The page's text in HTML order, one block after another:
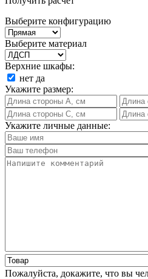
Выберите конфигурацию
Выберите материал
Верхние шкафы:
нет да
Укажите размер:
Укажите личные данные:
Пожалуйста, докажите, что вы